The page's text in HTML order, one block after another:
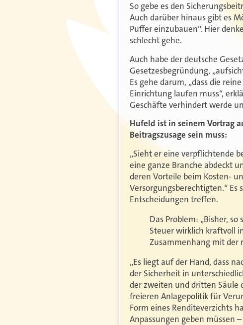
So gebe es den
Auch darüber hinaus gibt es
Puffer einzubauen“. Hier
schlecht gehe.
Auch habe der deutsche
Gesetzesbegründung,
Es gehe darum, „dass die
Einrichtung laufen muss“,
Geschäfte verhindert werde
Hufeld ist in seinem Vortrag
Beitragszusage sein muss:
„Sieht er eine verpflichtende
eine ganze Branche abdeckt
deren Vorteile beim Kosten-
Versorgungsberechtigten.“ Es
Entscheidungen treffen.
Das Problem: „Bisher,
Steuer wirklich kraftvoll
Zusammenhang mit der
„Es liegt auf der Hand, dass
der Sicherheit in
der zweiten und dritten Säule
freieren Anlagepolitik für
Form eines Renditeverzichts
Anpassungen geben müssen